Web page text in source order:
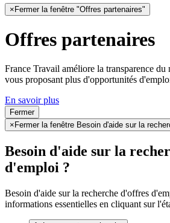
×Fermer la fenêtre "Offres partenaires"
Offres partenaires
France Travail améliore la transparence du
vous proposant plus d'opportunités
En savoir plus
Fermer
× Fermer la fenêtre Besoin d'aide sur la
Besoin d'aide sur la
d'emploi ?
Besoin d'aide sur la recherche d'offres
informations essentielles en cliquant sur